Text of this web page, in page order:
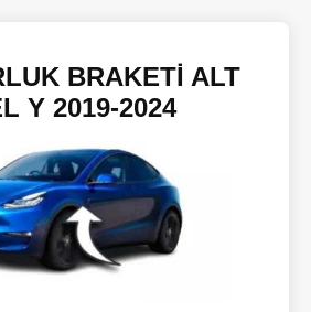
BRAKETİ ALT
Y 2019-2024